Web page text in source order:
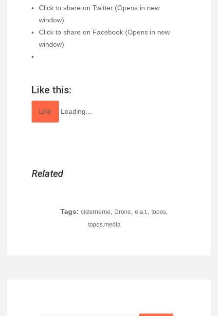
Click to share on Twitter (Opens in new
window)
Click to share on Facebook (Opens in new
window)
Like this:
Like Loading...
Related
Tags: cisternerne Drone e.a.t. topos,
topos.media